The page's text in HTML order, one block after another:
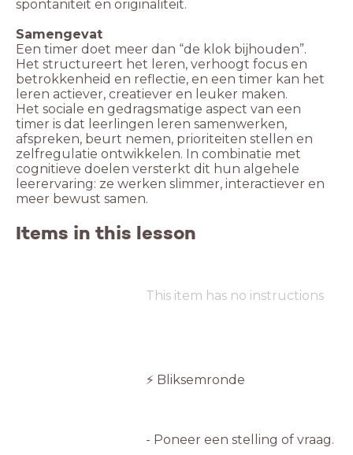
spontaniteit en originaliteit.
Samengevat
Een timer doet meer dan “de klok bijhouden”.
Het structureert het leren, verhoogt focus en
betrokkenheid en reflectie, en een timer kan het
leren actiever, creatiever en leuker maken.
Het sociale en gedragsmatige aspect van een
timer is dat leerlingen leren samenwerken,
afspreken, beurt nemen, prioriteiten stellen en
zelfregulatie ontwikkelen. In combinatie met
cognitieve doelen versterkt dit hun algehele
leerervaring: ze werken slimmer, interactiever en
meer bewust samen.
Items in this lesson
This item has no instructions
⚡️ Bliksemronde
- Poneer een stelling of vraag.